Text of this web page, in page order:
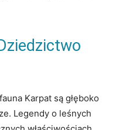
Karpat są głęboko
Legendy o leśnych